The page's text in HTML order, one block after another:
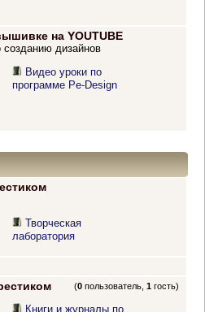
на YOUTUBE
созданию дизайнов
Видео уроки по
программе Pe-Design
Творческая
лаборатория
(0 пользователь,1 гость)
Книги и журналы по